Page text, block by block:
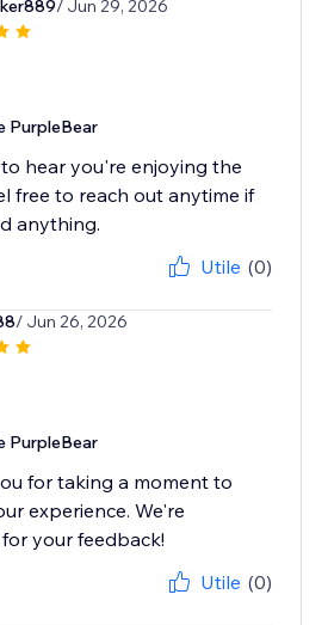
/ Jun 29, 2026
PurpleBear
hear you're enjoying the
free to reach out anytime if
anything.
Utile (0)
/ Jun 26, 2026
PurpleBear
for taking a moment to
experience. We're
your feedback!
Utile (0)